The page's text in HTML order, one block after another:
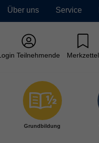
Über uns Service
Teilnehmende Merkzettel
Grundbildung